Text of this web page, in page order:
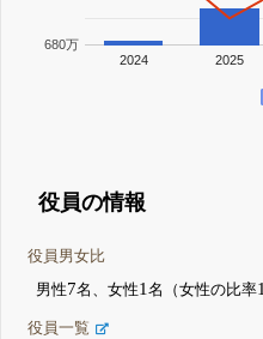
2024 2025
680万
役員の情報
役員男女比
男性7名、女性1名（女性の比率
役員一覧